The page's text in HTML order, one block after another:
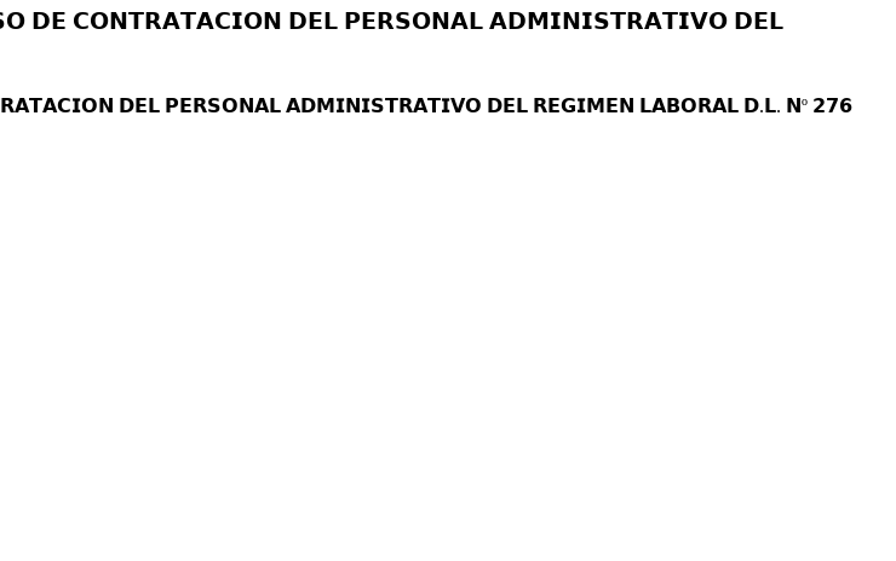
𝗗𝗘 𝗖𝗢𝗡𝗧𝗥𝗔𝗧𝗔𝗖𝗜𝗢𝗡 𝗗𝗘𝗟 𝗣𝗘𝗥𝗦𝗢𝗡𝗔𝗟 𝗔𝗗𝗠𝗜𝗡𝗜𝗦𝗧𝗥𝗔𝗧𝗜𝗩𝗢 𝗗𝗘𝗟
𝗗𝗘𝗟 𝗣𝗘𝗥𝗦𝗢𝗡𝗔𝗟 𝗔𝗗𝗠𝗜𝗡𝗜𝗦𝗧𝗥𝗔𝗧𝗜𝗩𝗢 𝗗𝗘𝗟 𝗥𝗘𝗚𝗜𝗠𝗘𝗡 𝗟𝗔𝗕𝗢𝗥𝗔𝗟 𝗗.𝗟. 𝗡º 𝟮𝟳𝟲